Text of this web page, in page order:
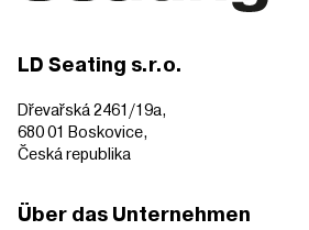
LD Seating s.r.o.
Dřevařská 2461/19a,
680 01 Boskovice,
Česká republika
Über das Unternehmen